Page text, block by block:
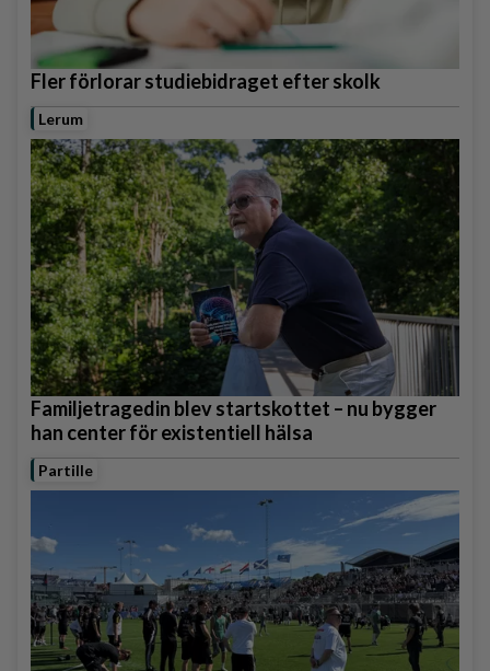
Fler förlorar studiebidraget efter skolk
Lerum
Familjetragedin blev startskottet – nu bygger
han center för existentiell hälsa
Partille